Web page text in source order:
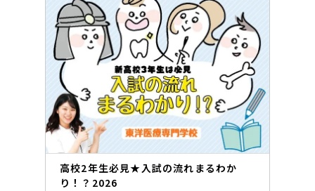
高校2年生必見★入試の流れまるわか
り！？2026